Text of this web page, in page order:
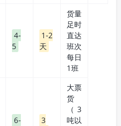
4-
5
1-2
天
货量
足时
直达
班次
每日
1班
6-
3
大票
货
（3
吨以